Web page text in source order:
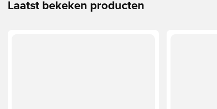
Laatst bekeken producten